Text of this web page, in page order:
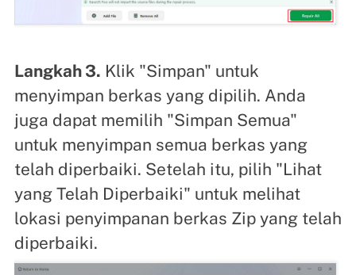
Langkah 3. Klik "Simpan" untuk
menyimpan berkas yang dipilih. Anda
juga dapat memilih "Simpan Semua"
untuk menyimpan semua berkas yang
telah diperbaiki. Setelah itu, pilih "Lihat
yang Telah Diperbaiki" untuk melihat
lokasi penyimpanan berkas Zip yang telah
diperbaiki.